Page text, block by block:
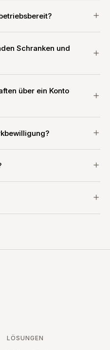
Schranken und
über ein Konto
LÖSUNGEN